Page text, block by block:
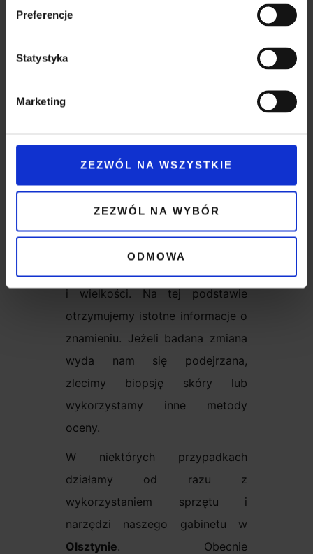
Preferencje
Statystyka
Marketing
ZEZWÓL NA WSZYSTKIE
ZEZWÓL NA WYBÓR
ODMOWA
gruczolaków potowych oraz
CO
wykonujemy?
Pierwszym krokiem ku temu, by
pozbyć się niechcianego
pieprzyka, jest badanie wizualne
skóry, czyli obejrzenie konkretnej
i wielkości. Na tej podstawie
otrzymujemy istotne informacje o
znamieniu. Jeżeli badana zmiana
wyda nam się podejrzana,
zlecimy biopsję skóry lub
wykorzystamy inne metody
oceny.
W niektórych przypadkach
działamy od razu z
wykorzystaniem sprzętu i
narzędzi naszego gabinetu w
Olsztynie. Obecnie